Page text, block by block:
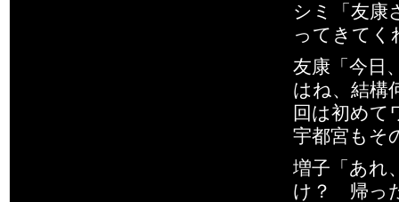
シミ「友康
ってきて
友康「今日
はね、結構
回は初めて
宇都宮もそ
増子「あ
け？ 帰っ